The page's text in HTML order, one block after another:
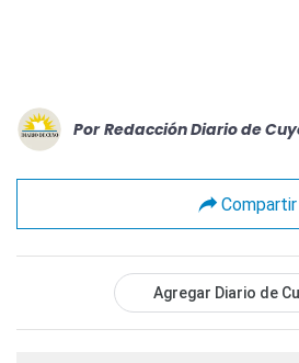
Por Redacción Diario de
Compartir
Agregar Diario de